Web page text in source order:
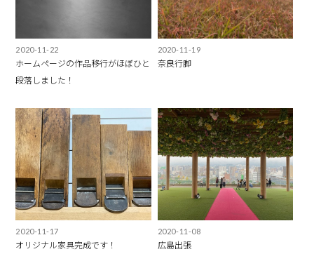
2020-11-22
ホームページの作品移行がほぼひと
段落しました！
2020-11-19
奈良行脚
2020-11-17
オリジナル家具完成です！
2020-11-08
広島出張